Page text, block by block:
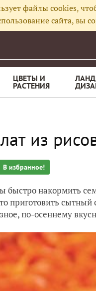
файлы cookies,
сайта, вы
ЦВЕТЫ И
РАСТЕНИЯ
из
В избранное!
быстро накормить
приготовить
по-осеннему